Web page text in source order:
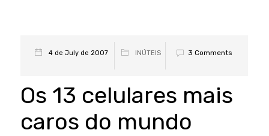
4 de July de 2007 INÚTEIS 3 Comments
Os 13 celulares mais
caros do mundo